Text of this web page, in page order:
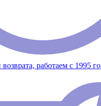
работаем с 1995